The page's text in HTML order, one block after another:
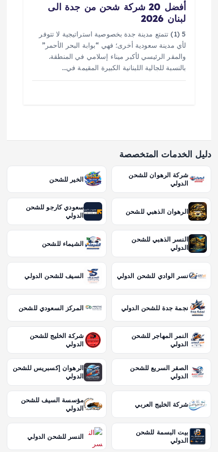
أفضل 20 شركة شحن من جدة الى
لبنان 2026
5 (1) تتمتع مدينة جدة بخصوصية استراتيجية لا تتوفر
لأي مدينة سعودية أخرى؛ فهي “بوابة البحر الأحمر”
والمقر الرئيسي لأكبر ميناء إسلامي في المنطقة.
بالنسبة للجالية اللبنانية الكبيرة المقيمة في…
دليل الخدمات المتخصصة
شركة الرهوان للشحن
الدولي
الخير للشحن
الرهوان الذهبي للشحن
سعودي كارجو للشحن
الدولي
النسر الذهبي للشحن
الدولي
الشيماء للشحن
نسر الوادي للشحن الدولي السيف للشحن الدولي
نجمة جدة للشحن الدولي المركز السعودي للشحن
النمر المهاجر للشحن
الدولي
شركة الخليج للشحن
الدولي
الصقر السريع للشحن
الدولي
الرهوان إكسبريس للشحن
الدولي
شركة الخليج العربي
مؤسسة السيف للشحن
الدولي
بيت البسمة للشحن
الدولي
النسر للشحن الدولي